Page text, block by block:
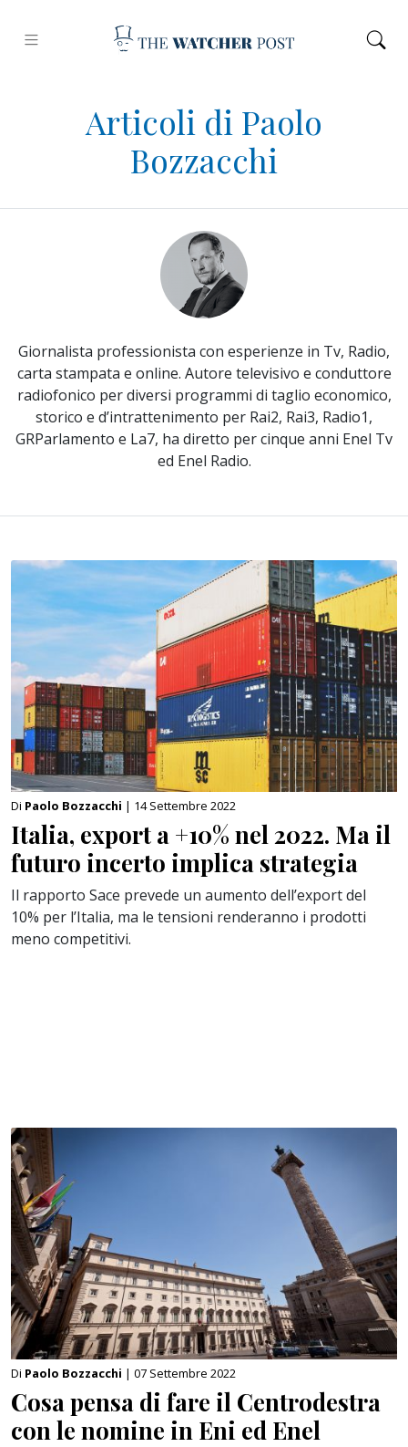
Articoli di Paolo
Bozzacchi
Giornalista professionista con esperienze in Tv, Radio,
carta stampata e online. Autore televisivo e conduttore
radiofonico per diversi programmi di taglio economico,
storico e d’intrattenimento per Rai2, Rai3, Radio1,
GRParlamento e La7, ha diretto per cinque anni Enel Tv
ed Enel Radio.
Di Paolo Bozzacchi | 14 Settembre 2022
Italia, export a +10% nel 2022. Ma il
futuro incerto implica strategia
Il rapporto Sace prevede un aumento dell’export del
10% per l’Italia, ma le tensioni renderanno i prodotti
meno competitivi.
Di Paolo Bozzacchi | 07 Settembre 2022
Cosa pensa di fare il Centrodestra
con le nomine in Eni ed Enel